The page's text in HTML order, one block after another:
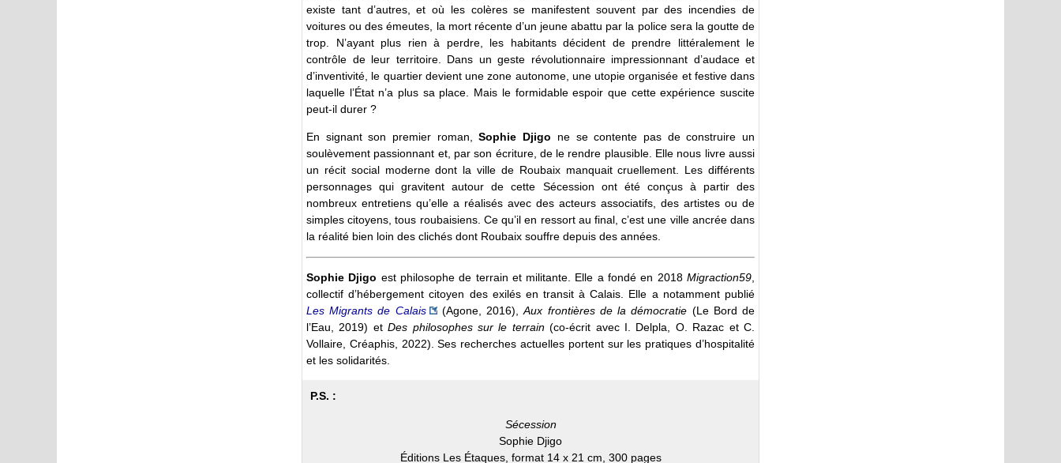
existe tant d’autres, et où les colères se manifestent souvent par des incendies de
voitures ou des émeutes, la mort récente d’un jeune abattu par la police sera la goutte de
trop. N’ayant plus rien à perdre, les habitants décident de prendre littéralement le
contrôle de leur territoire. Dans un geste révolutionnaire impressionnant d’audace et
d’inventivité, le quartier devient une zone autonome, une utopie organisée et festive dans
laquelle l’État n’a plus sa place. Mais le formidable espoir que cette expérience suscite
peut-il durer ?
En signant son premier roman,Sophie Djigo ne se contente pas de construire un
soulèvement passionnant et, par son écriture, de le rendre plausible. Elle nous livre aussi
un récit social moderne dont la ville de Roubaix manquait cruellement. Les différents
personnages qui gravitent autour de cette Sécession ont été conçus à partir des
nombreux entretiens qu’elle a réalisés avec des acteurs associatifs, des artistes ou de
simples citoyens, tous roubaisiens. Ce qu’il en ressort au final, c’est une ville ancrée dans
la réalité bien loin des clichés dont Roubaix souffre depuis des années.
Sophie Djigo est philosophe de terrain et militante. Elle a fondé en 2018Migraction59
collectif d’hébergement citoyen des exilés en transit à Calais. Elle a notamment publié
Les Migrants de Calais
(Agone, 2016),Aux frontières de la démocratie (Le Bord de
l’Eau, 2019) etDes philosophes sur le terrain(co-écrit avec I. Delpla, O. Razac et C.
Vollaire, Créaphis, 2022). Ses recherches actuelles portent sur les pratiques d’hospitalité
et les solidarités.
P.S. :
Sécession
Sophie Djigo
Éditions Les Étaques, format 14 x 21 cm, 300 pages